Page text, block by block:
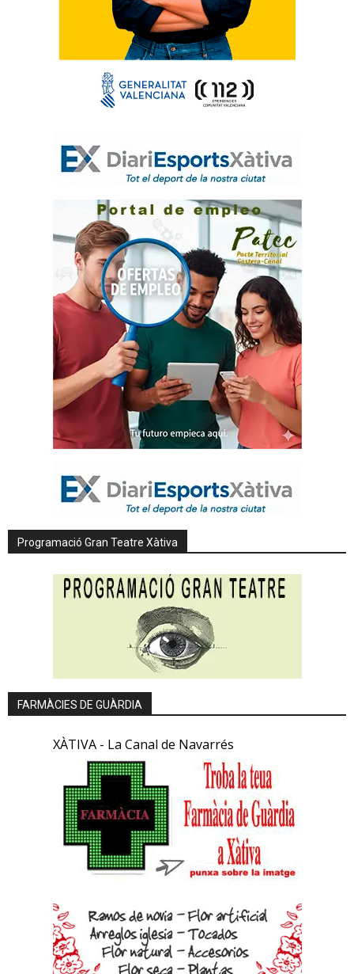
Programació Gran Teatre Xàtiva
FARMÀCIES DE GUÀRDIA
XÀTIVA - La Canal de Navarrés